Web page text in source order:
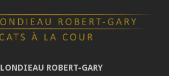
ROBERT-GARY